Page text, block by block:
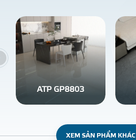
ATP GP8803
XEM SẢN PHẨM KHÁC